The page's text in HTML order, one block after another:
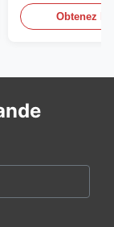
compactes
Obtenez